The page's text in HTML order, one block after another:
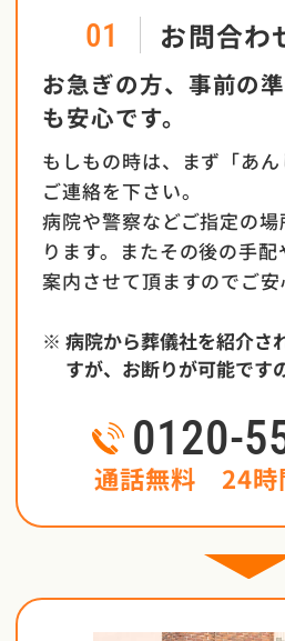
01 お問合わ
お急ぎの方、事前の
も安心です。
もしもの時は、まず「あ
ご連絡を下さい。
病院や警察などご指定の
ります。またその後の手
案内させて頂ますのでご安
※ 病院から葬儀社を紹介さ
すが、お断りが可能です
0120-
通話無料 24時